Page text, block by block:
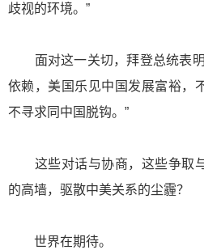
歧视的环境。”
面对这一关切，拜登总统表明
依赖，美国乐见中国发展富裕，
不寻求同中国脱钩。”
这些对话与协商，这些争取与
的高墙，驱散中美关系的尘霾？
世界在期待。